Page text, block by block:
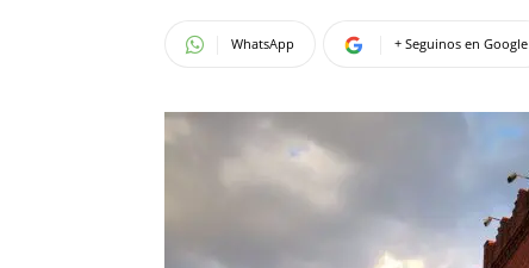
WhatsApp + Seguinos en Google